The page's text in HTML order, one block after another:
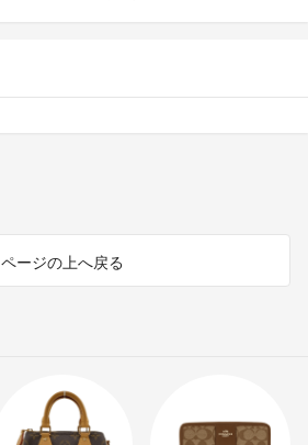
ページの上へ戻る